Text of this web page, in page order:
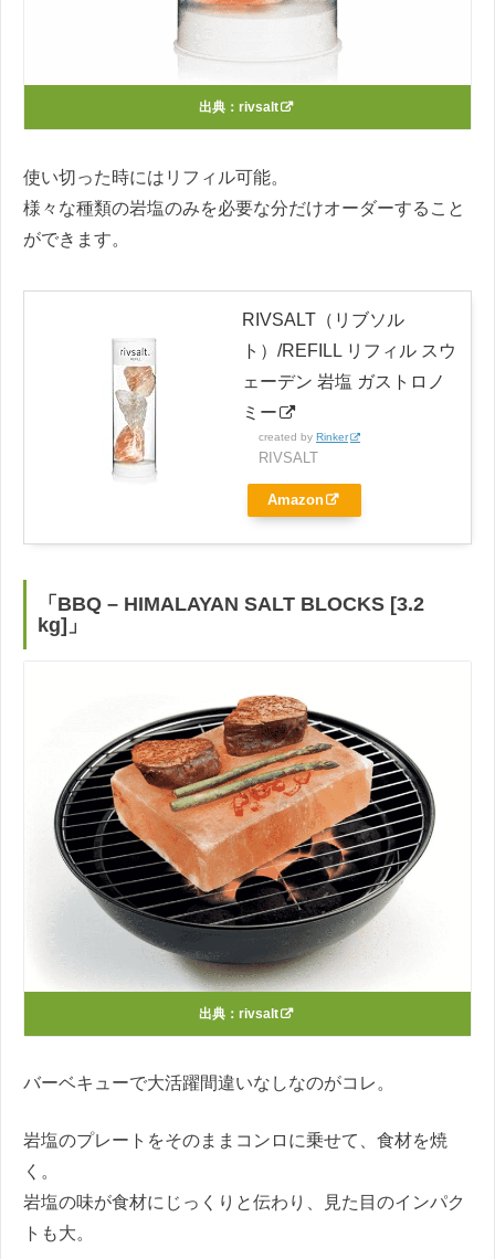
出典： rivsalt
使い切った時にはリフィル可能。
様々な種類の岩塩のみを必要な分だけオーダーすること
ができます。
RIVSALT（リブソル
ト）/REFILL リフィル スウ
ェーデン 岩塩 ガストロノ
ミー
created by Rinker
RIVSALT
Amazon
「BBQ – HIMALAYAN SALT BLOCKS [3.2
kg]」
出典： rivsalt
バーベキューで大活躍間違いなしなのがコレ。
岩塩のプレートをそのままコンロに乗せて、食材を焼
く。
岩塩の味が食材にじっくりと伝わり、見た目のインパク
トも大。